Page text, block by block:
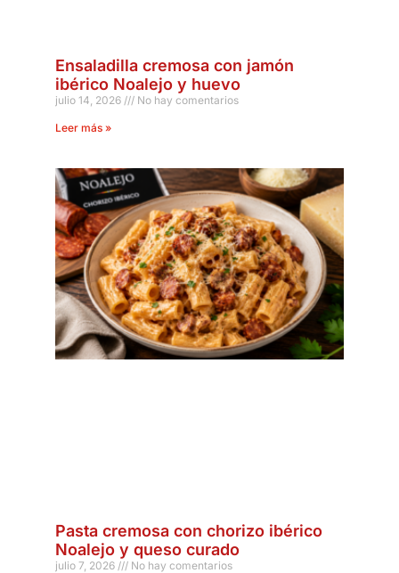
Ensaladilla cremosa con jamón
ibérico Noalejo y huevo
julio 14, 2026 No hay comentarios
Leer más »
Pasta cremosa con chorizo ibérico
Noalejo y queso curado
julio 7, 2026 No hay comentarios